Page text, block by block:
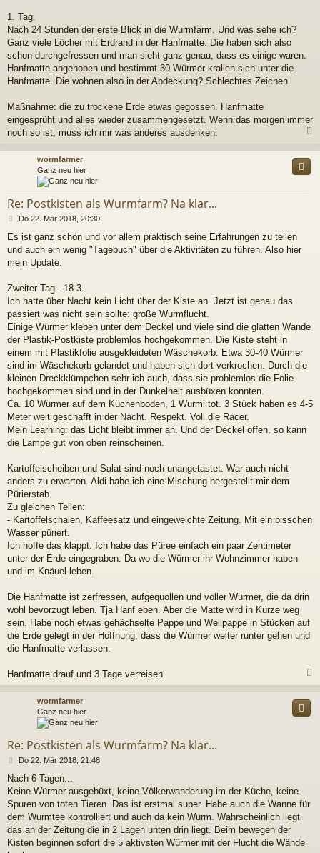
1. Tag.
Nach 24 Stunden der erste Blick in die Wurmfarm. Und was sehe ich?
Ganz viele Löcher mit Erdrand in der Hanfmatte. Die haben sich also
schon durchgefressen und man sieht ganz genau, dass es einige waren.
Hanfmatte angehoben und bestimmt 30 Würmer krallen sich unter die
Hanfmatte. Die wohnen also in der Abdeckung? Schlechtes Zeichen.
Maßnahme: die zu trockene Erde etwas gegossen. Hanfmatte
eingesprüht und alles wieder zusammengesetzt. Wenn das morgen immer
noch so ist, muss ich mir was anderes ausdenken.
c
wormfarmer
Ganz neu hier
Re: Postkisten als Wurmfarm? Na klar...
B
i
t
r
Do 22. Mär 2018, 20:30
Es ist ganz schön und vor allem praktisch seine Erfahrungen zu teilen
und auch ein wenig "Tagebuch" über die Aktivitäten zu führen. Also hier
mein Update.
Zweiter Tag - 18.3.
Ich hatte über Nacht kein Licht über der Kiste an. Jetzt ist genau das
passiert was nicht sein sollte: große Wurmflucht.
Einige Würmer kleben unter dem Deckel und viele sind die glatten Wände
der Plastik-Postkiste problemlos hochgekommen. Die Kiste steht in
einem mit Plastikfolie ausgekleideten Wäschekorb. Etwa 30-40 Würmer
sind im Wäschekorb gelandet und haben sich dort verkrochen. Durch die
kleinen Dreckklümpchen sehr ich auch, dass sie problemlos die Folie
hochgekommen sind und in der Dunkelheit ausbüxen konnten.
Ca. 10 Würmer auf dem Küchenboden, 1 Wurmi tot. 3 Stück haben es 4-5
Meter weit geschafft in der Nacht. Respekt. Voll die Racer.
Mein Learning: das Licht bleibt immer an. Und der Deckel offen, so kann
die Lampe gut von oben reinscheinen.
Kartoffelscheiben und Salat sind noch unangetastet. War auch nicht
anders zu erwarten. Aldi habe ich eine Mischung hergestellt mir dem
Pürierstab.
Zu gleichen Teilen:
- Kartoffelschalen, Kaffeesatz und eingeweichte Zeitung. Mit ein bisschen
Wasser püriert.
Ich hoffe das klappt. Ich habe das Püree einfach ein paar Zentimeter
unter der Erde eingegraben. Da wo die Würmer ihr Wohnzimmer haben
und im Knäuel leben.
Die Hanfmatte ist zerfressen, aufgequollen und voller Würmer, die da drin
wohl bevorzugt leben. Tja Hanf eben. Aber die Matte wird in Kürze weg
sein. Habe noch etwas gehächselte Pappe und Wellpappe in Stücken auf
die Erde gelegt in der Hoffnung, dass die Würmer weiter runter gehen und
die Hanfmatte verlassen.
Hanfmatte drauf und 3 Tage verreisen.
a
wormfarmer
Ganz neu hier
Re: Postkisten als Wurmfarm? Na klar...
B
i
t
r
a
Do 22. Mär 2018, 21:48
Nach 6 Tagen...
Keine Würmer ausgebüxt, keine Völkerwanderung im der Küche, keine
Spuren von toten Tieren. Das ist erstmal super. Habe auch die Wanne für
dem Wurmtee kontrolliert und auch da kein Wurm. Wahrscheinlich liegt
das an der Zeitung die in 2 Lagen unten drin liegt. Beim bewegen der
Kisten beginnen sofort die 5 aktivsten Würmer mit der Flucht die Wände